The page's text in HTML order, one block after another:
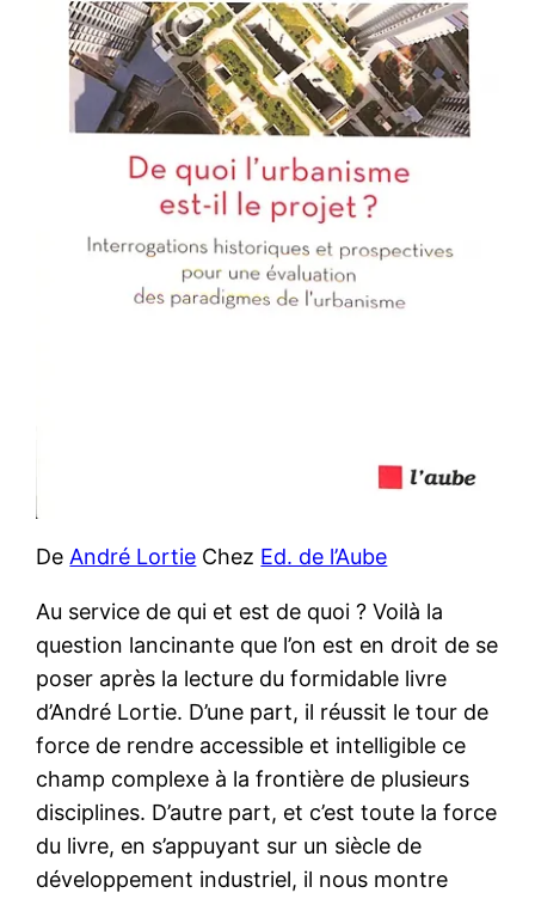
De André Lortie Chez Ed. de l’Aube
Au service de qui et est de quoi ? Voilà la
question lancinante que l’on est en droit de se
poser après la lecture du formidable livre
d’André Lortie. D’une part, il réussit le tour de
force de rendre accessible et intelligible ce
champ complexe à la frontière de plusieurs
disciplines. D’autre part, et c’est toute la force
du livre, en s’appuyant sur un siècle de
développement industriel, il nous montre